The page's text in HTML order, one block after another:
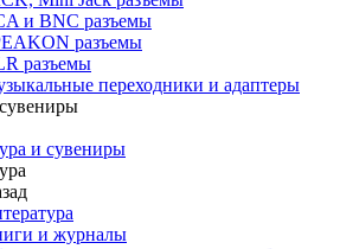
и BNC разъемы
разъемы
разъемы
переходники и адаптеры
и сувениры
и журналы